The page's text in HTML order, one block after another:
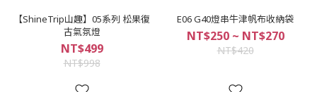
【ShineTrip山趣】05系列 松果復
古氣氛燈
NT$499
NT$998
E06 G40燈串牛津帆布收納袋
NT$250 ~ NT$270
NT$420